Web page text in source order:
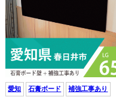
愛知 石膏ボード 補強工事あり